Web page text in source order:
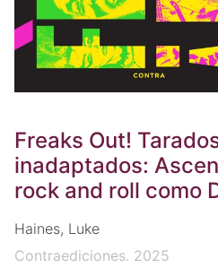
Freaks Out!
inadaptados:
rock and roll como
Haines, Luke
Contraediciones. 2025